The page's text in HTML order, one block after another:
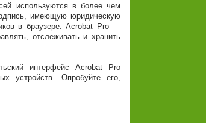
используются в более чем
имеющую юридическую
в браузере. Acrobat Pro —
отслеживать и хранить
интерфейс Acrobat Pro
устройств. Опробуйте его,